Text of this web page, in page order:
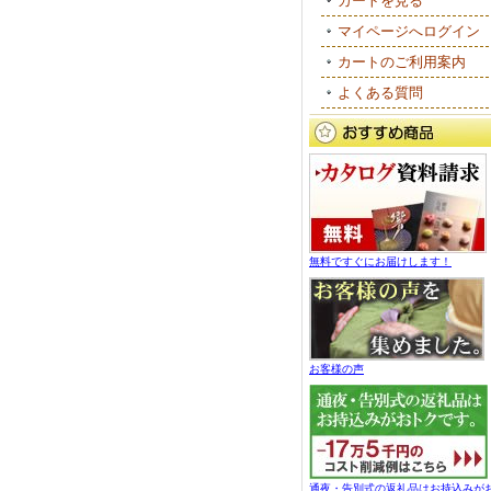
マイページへログイン
カートのご利用案内
よくある質問
無料ですぐにお届けします！
お客様の声
通夜・告別式の返礼品はお持込みが